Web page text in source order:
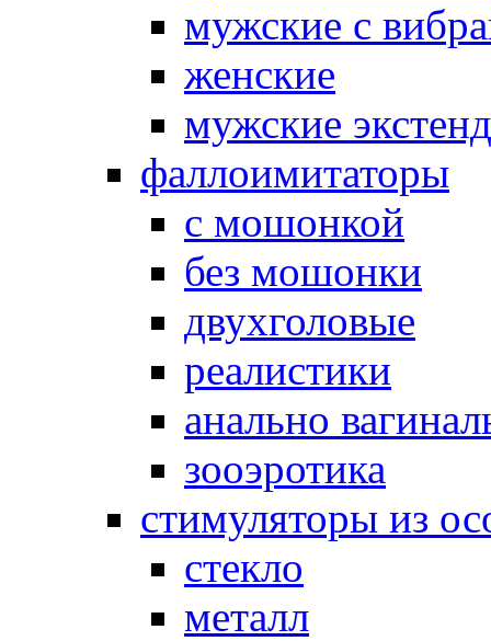
мужские с
женские
мужские
фаллоимитаторы
с мошонкой
без мошонки
двухголовые
реалистики
анально
зооэротика
стимуляторы из
стекло
металл